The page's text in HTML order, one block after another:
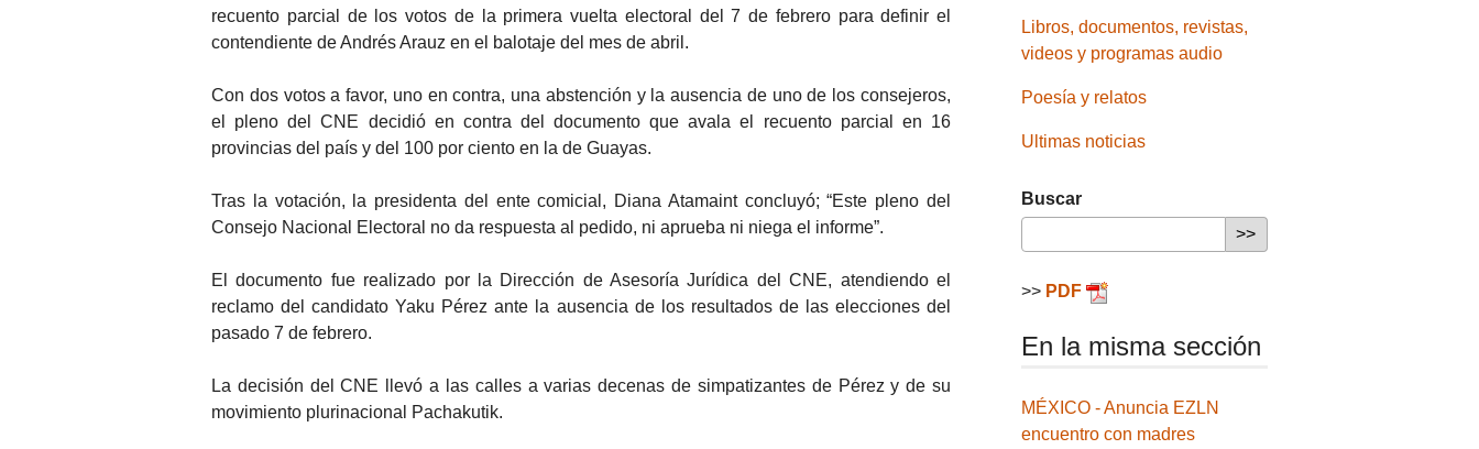
recuento parcial de los votos de la primera vuelta electoral del 7 de febrero para definir el
contendiente de Andrés Arauz en el balotaje del mes de abril.
Con dos votos a favor, uno en contra, una abstención y la ausencia de uno de los consejeros,
el pleno del CNE decidió en contra del documento que avala el recuento parcial en 16
provincias del país y del 100 por ciento en la de Guayas.
Tras la votación, la presidenta del ente comicial, Diana Atamaint concluyó; “Este pleno del
Consejo Nacional Electoral no da respuesta al pedido, ni aprueba ni niega el informe”.
El documento fue realizado por la Dirección de Asesoría Jurídica del CNE, atendiendo el
reclamo del candidato Yaku Pérez ante la ausencia de los resultados de las elecciones del
pasado 7 de febrero.
La decisión del CNE llevó a las calles a varias decenas de simpatizantes de Pérez y de su
movimiento plurinacional Pachakutik.
Libros, documentos, revistas,
videos y programas audio
Poesía y relatos
Ultimas noticias
Buscar
>> PDF
En la misma sección
MÉXICO - Anuncia EZLN
encuentro con madres